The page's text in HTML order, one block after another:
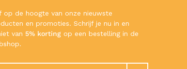
op de hoogte van onze nieuwste
en promoties. Schrijf je nu in en
van 5% korting op een bestelling in de